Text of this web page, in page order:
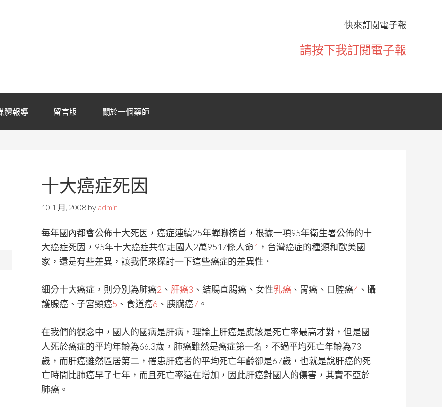
快來訂閱電子報
請按下我訂閱電子報
體報導 留言版 關於一個藥師
十大癌症死因
10 1 月, 2008 by admin
每年國內都會公佈十大死因，癌症連續25年蟬聯榜首，根據一項95年衛生署公佈的十
大癌症死因，95年十大癌症共奪走國人2萬9517條人命1 ，台灣癌症的種類和歐美國
家，還是有些差異，讓我們來探討一下這些癌症的差異性．
細分十大癌症，則分別為肺癌2 、 肝癌3 、結腸直腸癌、女性乳癌 、胃癌、口腔癌4、攝
護腺癌、子宮頸癌5 、食道癌6 、胰臟癌7 。
在我們的觀念中，國人的國病是肝病，理論上肝癌是應該是死亡率最高才對，但是國
人死於癌症的平均年齡為66.3歲，肺癌雖然是癌症第一名，不過平均死亡年齡為73
歲，而肝癌雖然區居第二，罹患肝癌者的平均死亡年齡卻是67歲，也就是說肝癌的死
亡時間比肺癌早了七年，而且死亡率還在增加，因此肝癌對國人的傷害，其實不亞於
肺癌。